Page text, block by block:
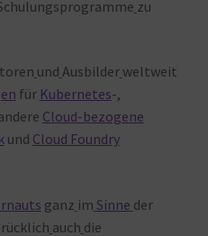
zu
und Ausbilder weltweit
für Kubernetes-,
Cloud-bezogene
und Cloud Foundry
ganz im Sinne der
auch die